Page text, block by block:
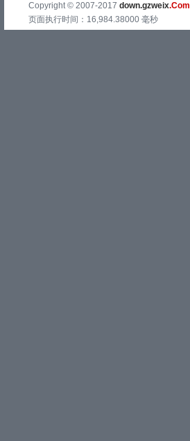
Copyright © 2007-2017 down.gzweix.Com
页面执行时间：16,984.38000 毫秒